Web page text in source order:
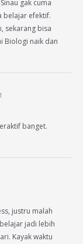
gak cuma
belajar efektif.
sekarang bisa
Biologi naik dan
banget.
justru malah
jadi lebih
Kayak waktu